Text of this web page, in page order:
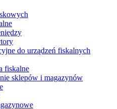
do urządzeń fiskalnych
fiskalne
sklepów i magazynów